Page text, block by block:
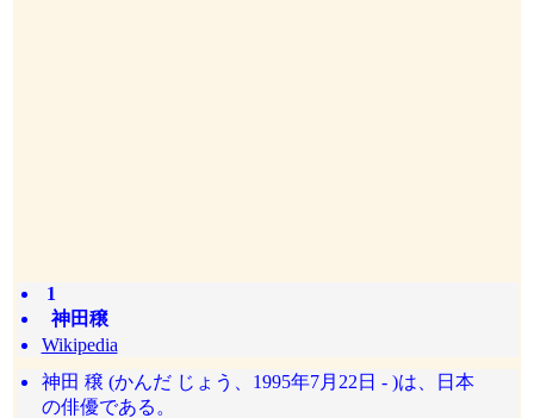
1
神田穣
Wikipedia
神田 穣 (かんだ じょう、1995年7月22日 - )は、日本
の俳優である。